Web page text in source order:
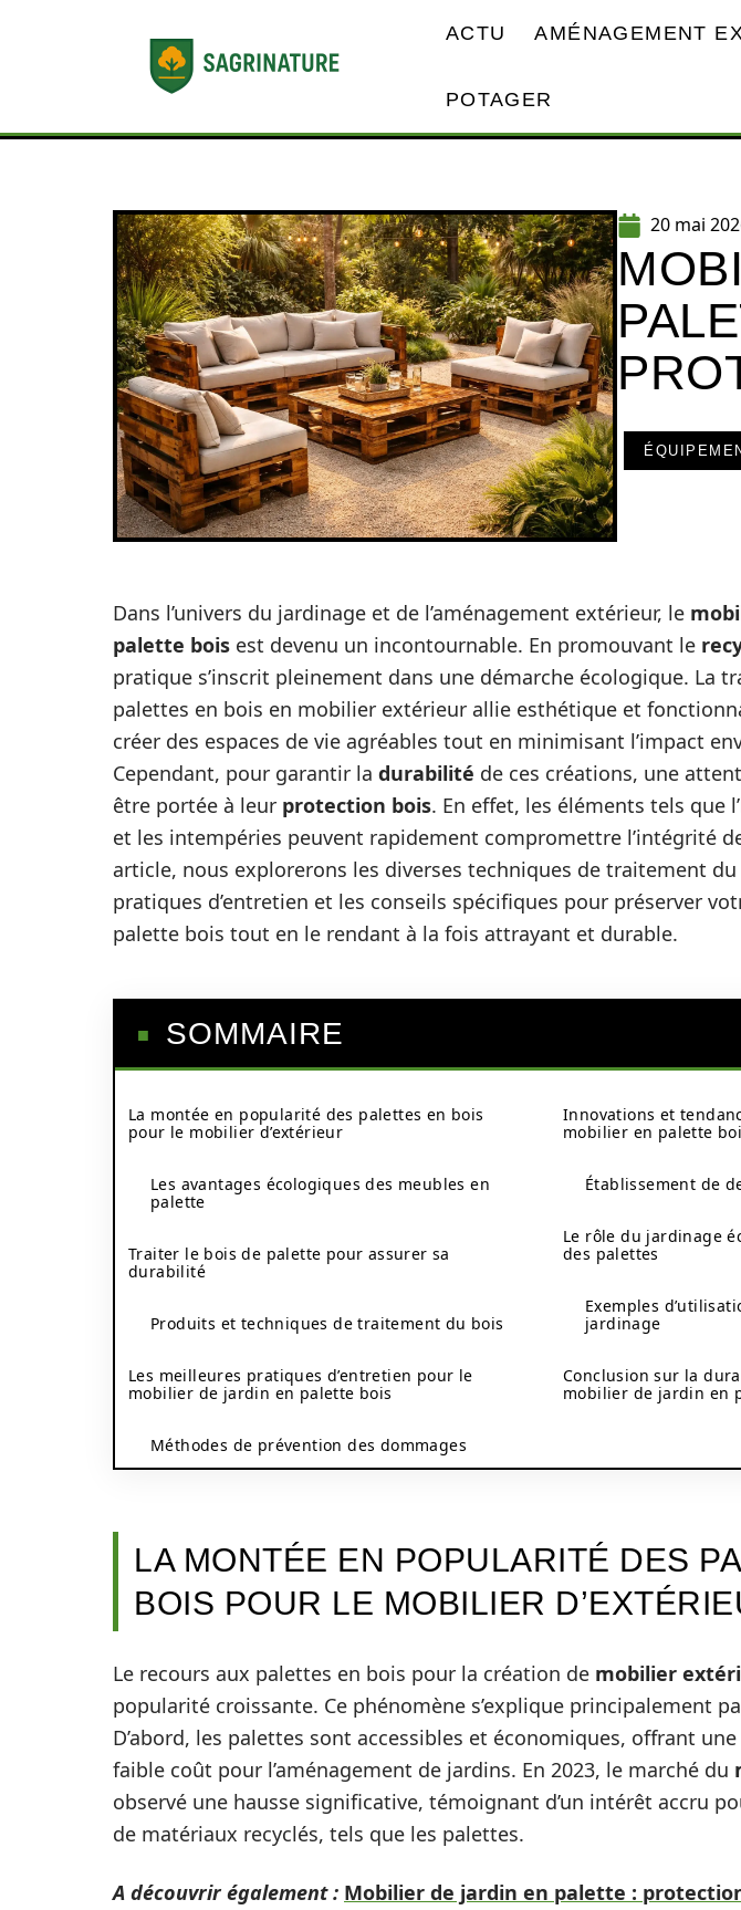
ACTU AMÉNAGEMENT
POTAGER
20 mai
Dans l’univers du jardinage et de l’aménagement extérieur, le
palette bois est devenu un incontournable. En promouvant le
pratique s’inscrit pleinement dans une démarche écologique. La
palettes en bois en mobilier extérieur allie esthétique et
créer des espaces de vie agréables tout en minimisant l’impact
Cependant, pour garantir la durabilité de ces créations, une
être portée à leur protection bois. En effet, les éléments tels que
et les intempéries peuvent rapidement compromettre l’intégrité
article, nous explorerons les diverses techniques de traitement
pratiques d’entretien et les conseils spécifiques pour préserver
palette bois tout en le rendant à la fois attrayant et durable.
SOMMAIRE
La montée en popularité des palettes en bois
pour le mobilier d’extérieur
Les avantages écologiques des meubles en
palette
Traiter le bois de palette pour assurer sa
durabilité
Produits et techniques de traitement du bois
Les meilleures pratiques d’entretien pour le
mobilier de jardin en palette bois
Méthodes de prévention des dommages
Innovations et
mobilier en palette
Établissement de
Le rôle du jardinage
des palettes
Exemples
jardinage
Conclusion sur la
mobilier de jardin en
LA MONTÉE EN POPULARITÉ DES
BOIS POUR LE MOBILIER
Le recours aux palettes en bois pour la création de mobilier
popularité croissante. Ce phénomène s’explique principalement
D’abord, les palettes sont accessibles et économiques, offrant
faible coût pour l’aménagement de jardins. En 2023, le marché du
observé une hausse significative, témoignant d’un intérêt accru
de matériaux recyclés, tels que les palettes.
A découvrir également : Mobilier de jardin en palette :